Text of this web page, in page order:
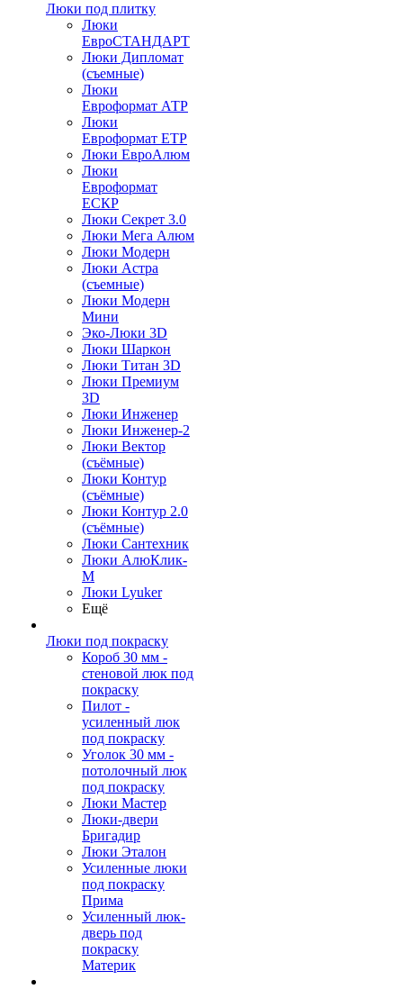
Люки под плитку
Люки
ЕвроСТАНДАРТ
Люки Дипломат
(съемные)
Люки
Евроформат АТР
Люки
Евроформат ЕТР
Люки ЕвроАлюм
Люки
Евроформат
ЕСКР
Люки Секрет 3.0
Люки Мега Алюм
Люки Модерн
Люки Астра
(съемные)
Люки Модерн
Мини
Эко-Люки 3D
Люки Шаркон
Люки Титан 3D
Люки Премиум
3D
Люки Инженер
Люки Инженер-2
Люки Вектор
(съёмные)
Люки Контур
(съёмные)
Люки Контур 2.0
(съёмные)
Люки Сантехник
Люки АлюКлик-
М
Люки Lyuker
Ещё
Люки под покраску
Короб 30 мм -
стеновой люк под
покраску
Пилот -
усиленный люк
под покраску
Уголок 30 мм -
потолочный люк
под покраску
Люки Мастер
Люки-двери
Бригадир
Люки Эталон
Усиленные люки
под покраску
Прима
Усиленный люк-
дверь под
покраску
Материк